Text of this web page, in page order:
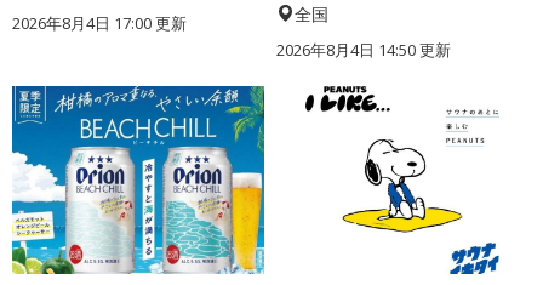
2026年8月4日 17:00更新 全国
2026年8月4日 14:50更新